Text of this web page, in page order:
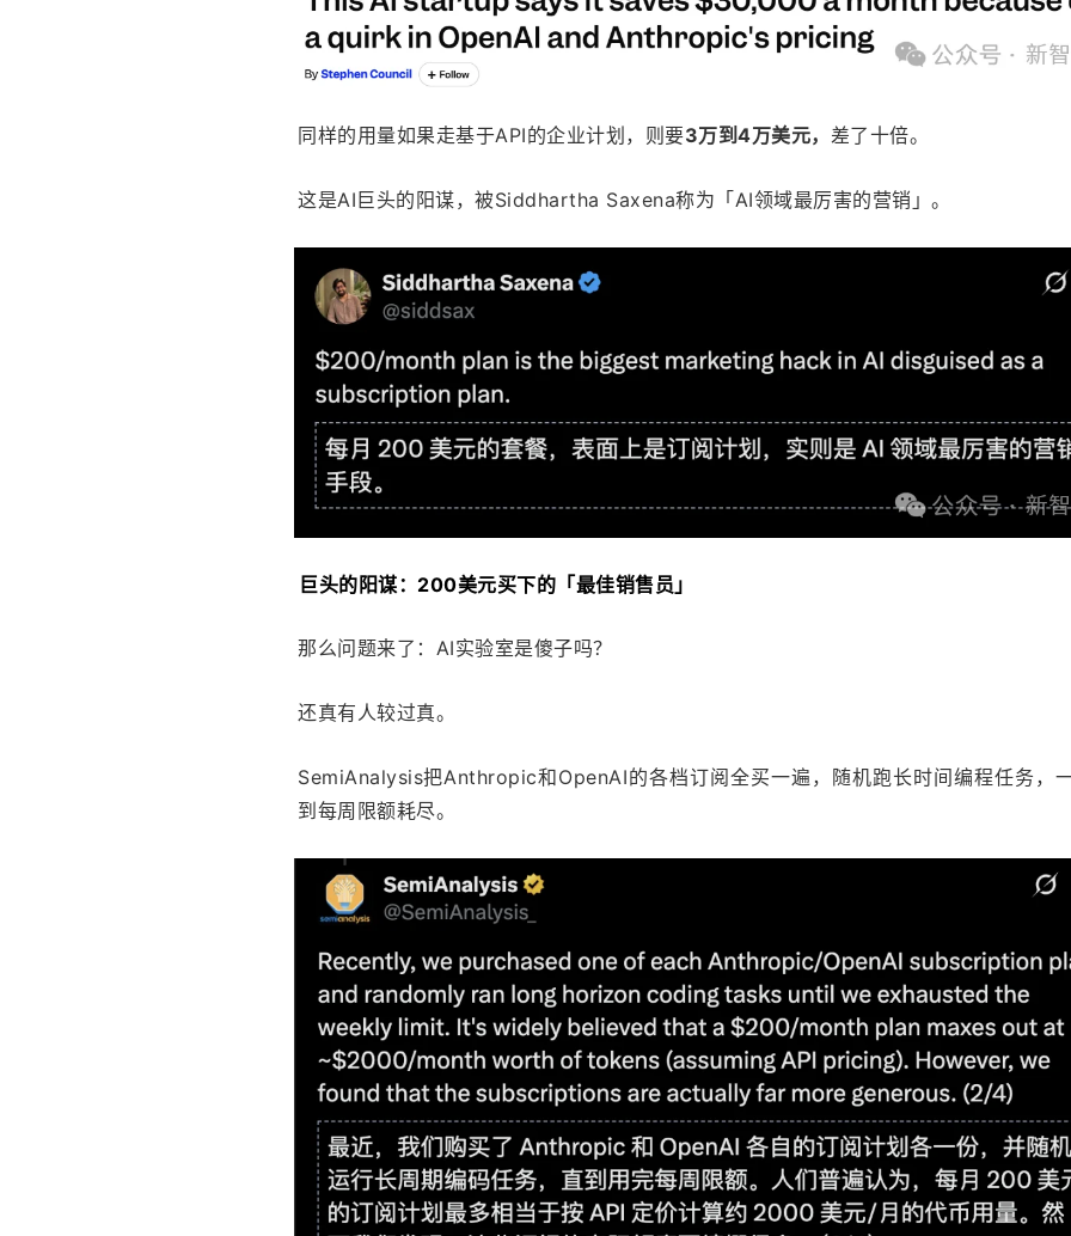
同样的用量如果走基于API的企业计划，则要3万到4万美元， 差了十倍。
这是AI巨头的阳谋，被Siddhartha Saxena称为「AI领域最厉害的营销」。
  巨头的阳谋：200美元买下的「最佳销售员」
那么问题来了：AI实验室是傻子吗？
还真有人较过真。
SemiAnalysis把Anthropic和OpenAI的各档订阅全买一遍，随机跑长时间编程任务，
到每周限额耗尽。